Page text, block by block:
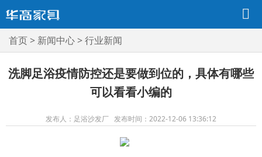
首页> 新闻中心>行业新闻
洗脚足浴疫情防控还是要做到位的，具体有哪些
可以看看小编的
发布人：足浴沙发厂 发布时间：2022-12-06 13:36:12